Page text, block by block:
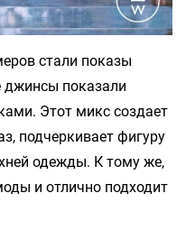
стали показы
джинсы показали
Этот микс создает
подчеркивает фигуру
одежды. К тому же,
и отлично подходит